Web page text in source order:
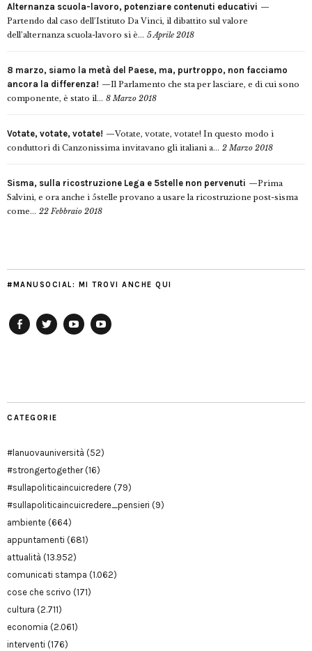
Alternanza scuola-lavoro, potenziare contenuti educativi
Partendo dal caso dell’Istituto Da Vinci, il dibattito sul valore
dell’alternanza scuola-lavoro si è... 5 Aprile 2018
8 marzo, siamo la metà del Paese, ma, purtroppo, non facciamo
ancora la differenza!
Il Parlamento che sta per lasciare, e di cui sono
componente, è stato il... 8 Marzo 2018
Votate, votate, votate!
Votate, votate, votate! In questo modo i
conduttori di Canzonissima invitavano gli italiani a... 2 Marzo 2018
Sisma, sulla ricostruzione Lega e 5stelle non pervenuti
Prima
Salvini, e ora anche i 5stelle provano a usare la ricostruzione post-sisma
come... 22 Febbraio 2018
#MANUSOCIAL: MI TROVI ANCHE QUI
CATEGORIE
#lanuovauniversità (52)
#strongertogether(16)
#sullapoliticaincuicredere (79)
#sullapoliticaincuicredere_pensieri (9)
ambiente (664)
appuntamenti (681)
attualità (13.952)
comunicati stampa (1.062)
cose che scrivo (171)
cultura (2.711)
economia (2.061)
interventi (176)